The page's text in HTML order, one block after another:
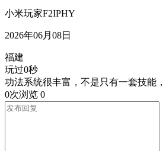
小米玩家F2IPHY
2026年06月08日
福建
玩过0秒
功法系统很丰富，不是只有一套技能
0次浏览 0